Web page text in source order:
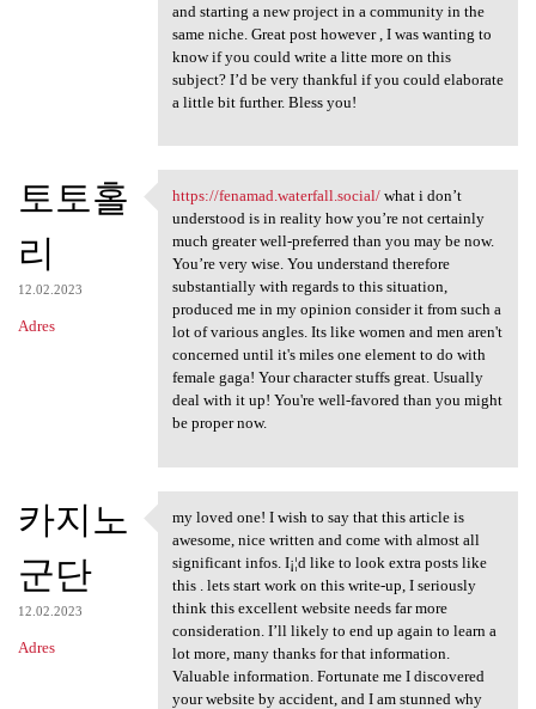
and starting a new project in a community in the
same niche. Great post however , I was wanting to
know if you could write a litte more on this
subject? I’d be very thankful if you could elaborate
a little bit further. Bless you!
토토홀
리
12.02.2023
Adres
https://fenamad.waterfall
https://fenamad.waterfall.social/what i don’t
understood is in reality how you’re not certainly
much greater well-preferred than you may be now.
You’re very wise. You understand therefore
substantially with regards to this situation,
produced me in my opinion consider it from such a
lot of various angles. Its like women and men aren't
concerned until it's miles one element to do with
female gaga! Your character stuffs great. Usually
deal with it up! You're well-favored than you might
be proper now.
카지노
군단
12.02.2023
Adres
my loved one! I wish to say
my loved one! I wish to say that this article is
awesome, nice written and come with almost all
significant infos. I¡¦d like to look extra posts like
this . lets start work on this write-up, I seriously
think this excellent website needs far more
consideration. I’ll likely to end up again to learn a
lot more, many thanks for that information.
Valuable information. Fortunate me I discovered
your website by accident, and I am stunned why